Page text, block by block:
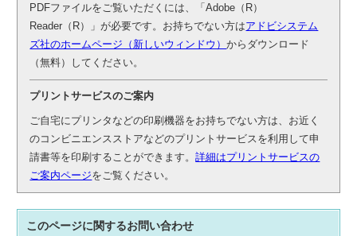
PDFファイルをご覧いただくには、「Adobe（R）
Reader（R）」が必要です。お持ちでない方はアドビシステム
ズ社のホームページ（新しいウィンドウ）からダウンロード
（無料）してください。
プリントサービスのご案内
ご自宅にプリンタなどの印刷機器をお持ちでない方は、お近く
のコンビニエンスストアなどのプリントサービスを利用して申
請書等を印刷することができます。詳細はプリントサービスの
ご案内ページをご覧ください。
このページに関するお問い合わせ